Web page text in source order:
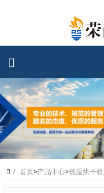
首页>产品中心>低温烘干机